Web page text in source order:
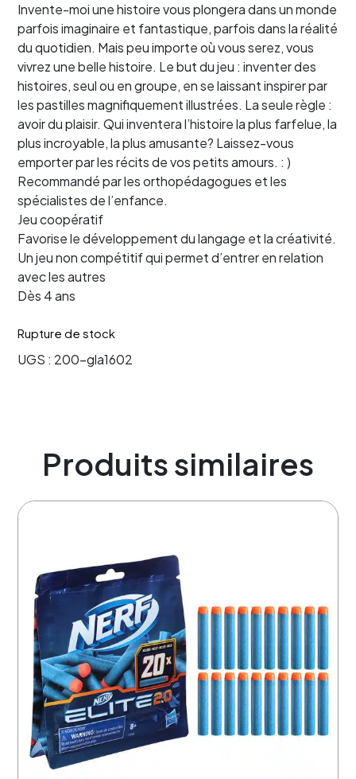
Invente-moi une histoire vous plongera dans un monde
parfois imaginaire et fantastique, parfois dans la réalité
du quotidien. Mais peu importe où vous serez, vous
vivrez une belle histoire. Le but du jeu : inventer des
histoires, seul ou en groupe, en se laissant inspirer par
les pastilles magnifiquement illustrées. La seule règle :
avoir du plaisir. Qui inventera l’histoire la plus farfelue, la
plus incroyable, la plus amusante? Laissez-vous
emporter par les récits de vos petits amours. : )
Recommandé par les orthopédagogues et les
spécialistes de l’enfance.
Jeu coopératif
Favorise le développement du langage et la créativité.
Un jeu non compétitif qui permet d’entrer en relation
avec les autres
Dès 4 ans
Rupture de stock
UGS : 200-gla1602
Produits similaires